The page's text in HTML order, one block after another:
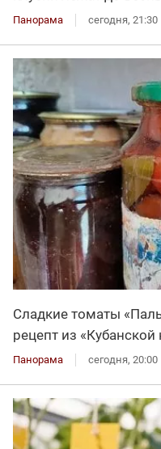
Панорама сегодня, 21:30
Сладкие томаты
рецепт из «Кубанской
Панорама сегодня, 20:00